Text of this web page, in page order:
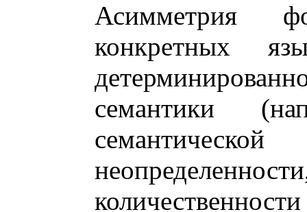
Асимметрия
конкретных
семантики